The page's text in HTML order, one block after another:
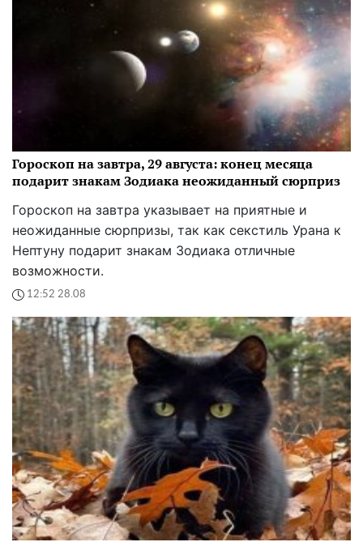
Гороскоп на завтра, 29 августа: конец месяца
подарит знакам Зодиака неожиданный сюрприз
Гороскоп на завтра указывает на приятные и
неожиданные сюрпризы, так как секстиль Урана к
Нептуну подарит знакам Зодиака отличные
возможности.
12:52 28.08